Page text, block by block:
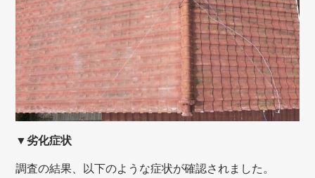
▼劣化症状
調査の結果、以下のような症状が確認されました。